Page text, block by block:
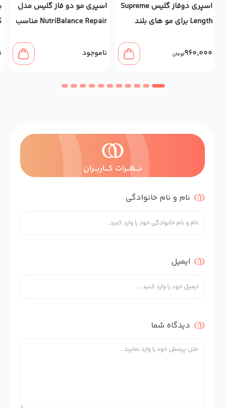
اسپری دوفاز گلیس Supreme
Length برای مو های بلند
960,000تومان
اسپری مو دو فاز گلیس مدل
NutriBalance Repair مناسب
میل
ناموجود
نــــظـــرات کــــاربـــران
نام و نام خانوادگی
ایمیل
دیدگاه شما